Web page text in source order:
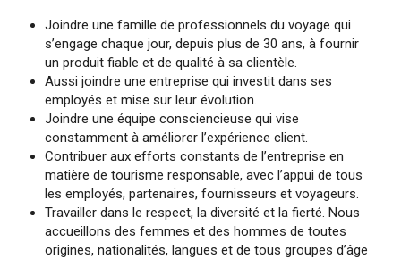
Joindre une famille de professionnels du voyage qui
s’engage chaque jour, depuis plus de 30 ans, à fournir
un produit fiable et de qualité à sa clientèle.
Aussi joindre une entreprise qui investit dans ses
employés et mise sur leur évolution.
Joindre une équipe consciencieuse qui vise
constamment à améliorer l’expérience client.
Contribuer aux efforts constants de l’entreprise en
matière de tourisme responsable, avec l’appui de tous
les employés, partenaires, fournisseurs et voyageurs.
Travailler dans le respect, la diversité et la fierté. Nous
accueillons des femmes et des hommes de toutes
origines, nationalités, langues et de tous groupes d’âge